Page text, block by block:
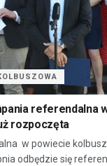
referendalna
rozpoczęta
w powiecie
odbędzie się